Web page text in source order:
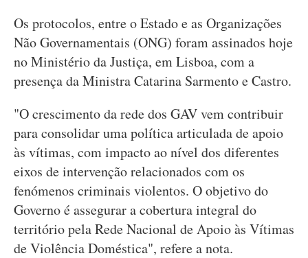
Os protocolos, entre o Estado e as Organizações
Não Governamentais (ONG) foram assinados hoje
no Ministério da Justiça, em Lisboa, com a
presença da Ministra Catarina Sarmento e Castro.
"O crescimento da rede dos GAV vem contribuir
para consolidar uma política articulada de apoio
às vítimas, com impacto ao nível dos diferentes
eixos de intervenção relacionados com os
fenómenos criminais violentos. O objetivo do
Governo é assegurar a cobertura integral do
território pela Rede Nacional de Apoio às Vítimas
de Violência Doméstica", refere a nota.